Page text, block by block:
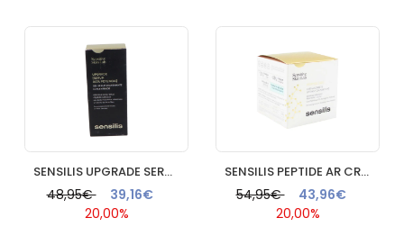
SENSILIS UPGRADE SERUM ALTA POTENCIA 1 ENVASE 30 ML
48,95€
39,16€
20,00%
SENSILIS PEPTIDE AR CREMA 50ML
54,95€
43,96€
20,00%